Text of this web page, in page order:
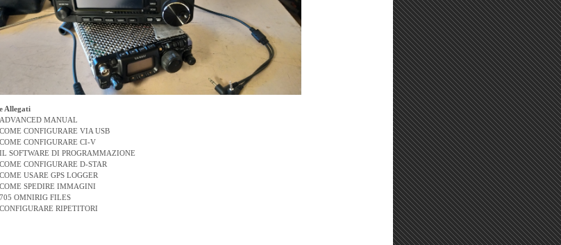
Allegati
ADVANCED MANUAL
COME CONFIGURARE VIA USB
COME CONFIGURARE CI-V
IL SOFTWARE DI PROGRAMMAZIONE
COME CONFIGURARE D-STAR
COME USARE GPS LOGGER
COME SPEDIRE IMMAGINI
705 OMNIRIG FILES
CONFIGURARE RIPETITORI